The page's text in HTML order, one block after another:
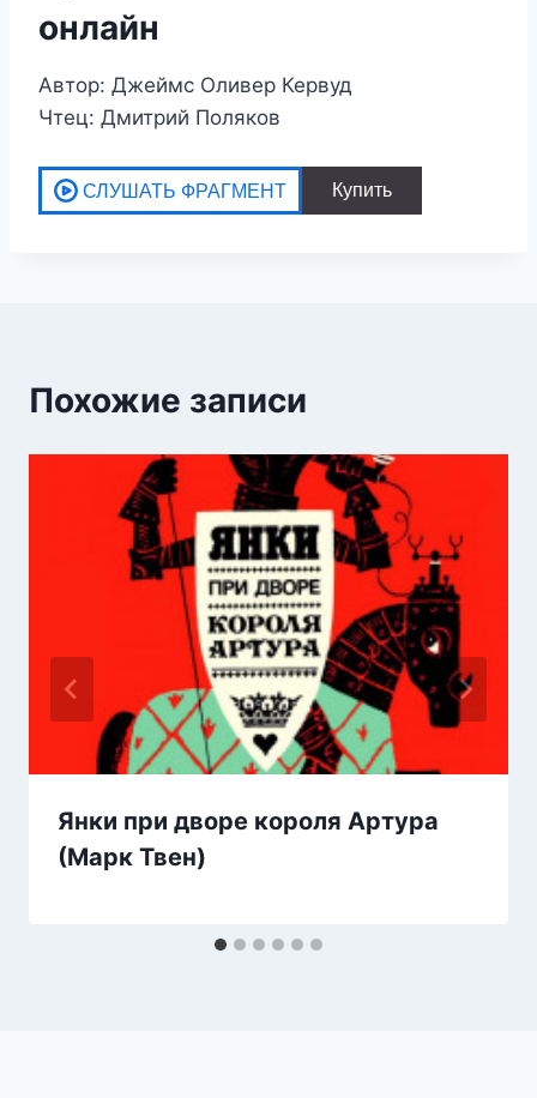
онлайн
Автор: Джеймс Оливер Кервуд
Чтец: Дмитрий Поляков
Похожие записи
Янки при дворе короля Артура
(Марк Твен)